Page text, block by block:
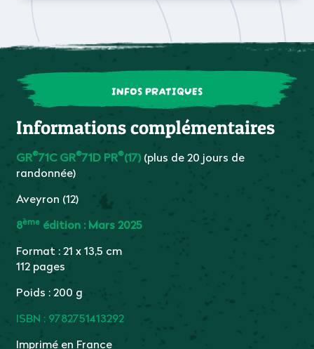
INFOS PRATIQUES
Informations complémentaires
GR®71CGR®71D PR®(17) (plus de 20 jours de
randonnée)
Aveyron (12)
8ème édition : Mars 2025
Format : 21 x 13,5 cm
112 pages
Poids : 200 g
ISBN : 9782751413292
Imprimé en France